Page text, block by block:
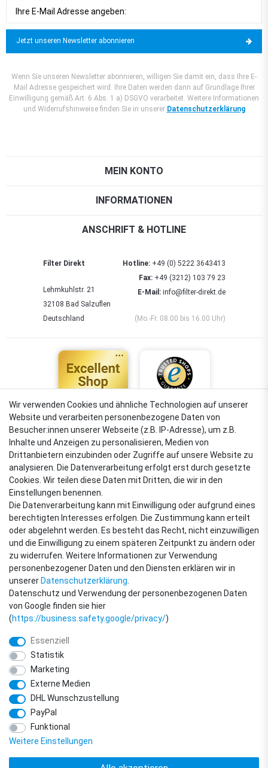
Jetzt unseren Newsletter abonnieren
Wenn Sie unseren Newsletter abonnieren, willigen Sie damit ein, dass Ihre E-
Mail Adresse gespeichert wird. Ihre Daten werden dann auf Grundlage Ihrer
Einwilligung gemäß Art. 6 Abs. 1 a) DSGVO verarbeitet. Weitere Informationen
und Widerrufshinweise finden Sie in unserer Datenschutzerklärung
MEIN KONTO
INFORMATIONEN
ANSCHRIFT & HOTLINE
Filter Direkt
Lehmkuhlstr. 21
32108 Bad Salzuflen
Deutschland
Hotline:+49 (0) 5222 3643413
Fax:+49 (3212) 103 79 23
E-Mail:info@filter-direkt.de
(Mo.-Fr. 08.00 bis 16.00 Uhr)
4,88
Sehr gut
VERSANDARTEN
ZAHLUNGSARTEN
© Copyright 2018 - 2026 filter-direkt. Alle Rechte vorbehalten. / *Alle Preise
verstehen sich inkl. MwSt. und zzgl. Versandkosten.
Wir verwenden Cookies und ähnliche Technologien auf unserer
Website und verarbeiten personenbezogene Daten von
Besucher:innen unserer Webseite (z.B. IP-Adresse), um z.B.
Inhalte und Anzeigen zu personalisieren, Medien von
Drittanbietern einzubinden oder Zugriffe auf unsere Website zu
analysieren. Die Datenverarbeitung erfolgt erst durch gesetzte
Cookies. Wir teilen diese Daten mit Dritten, die wir in den
Einstellungen benennen.
Die Datenverarbeitung kann mit Einwilligung oder aufgrund eines
berechtigten Interesses erfolgen. Die Zustimmung kann erteilt
oder abgelehnt werden. Es besteht das Recht, nicht einzuwilligen
und die Einwilligung zu einem späteren Zeitpunkt zu ändern oder
zu widerrufen. Weitere Informationen zur Verwendung
personenbezogener Daten und den Diensten erklären wir in
unserer Daten­schutz­erklärung
Datenschutz und Verwendung der personenbezogenen Daten
von Google finden sie hier
(https://business.safety.google/privacy/)
Essenziell
Statistik
Marketing
Externe Medien
DHL Wunschzustellung
PayPal
Funktional
Weitere Einstellungen